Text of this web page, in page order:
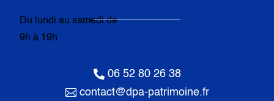
Du lundi au samedi de
9h à 19h
 06 52 80 26 38
 contact@dpa-patrimoine.fr